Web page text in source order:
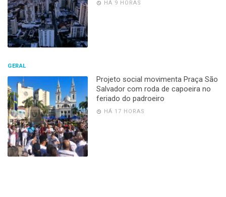
HÁ 9 HORAS
GERAL
Projeto social movimenta Praça São
Salvador com roda de capoeira no
feriado do padroeiro
HÁ 17 HORAS